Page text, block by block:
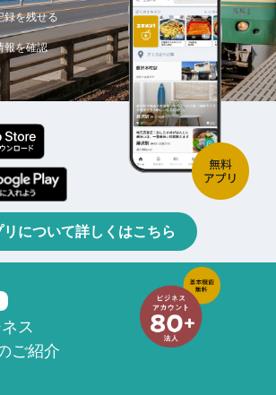
を残せる
報を確認
リについて詳しくはこちら
ス
ご紹介